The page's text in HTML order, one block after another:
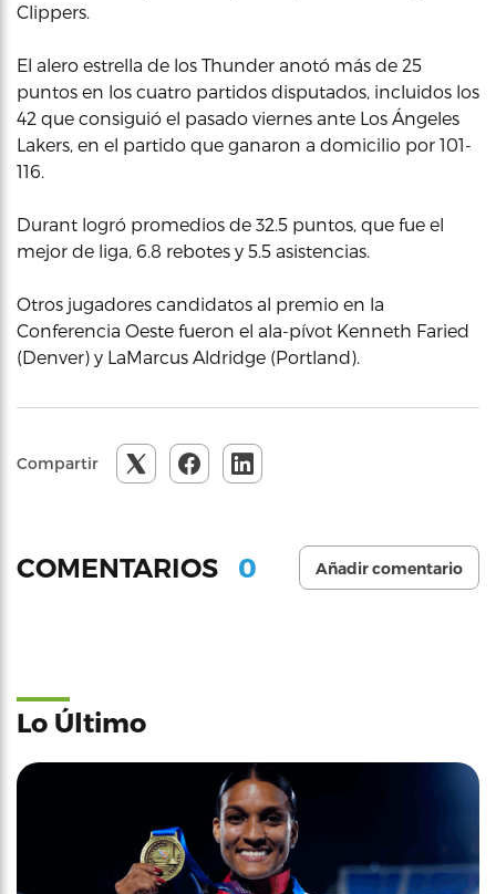
Clippers.
El alero estrella de los Thunder anotó más de 25
puntos en los cuatro partidos disputados, incluidos los
42 que consiguió el pasado viernes ante Los Ángeles
Lakers, en el partido que ganaron a domicilio por 101-
116.
Durant logró promedios de 32.5 puntos, que fue el
mejor de liga, 6.8 rebotes y 5.5 asistencias.
Otros jugadores candidatos al premio en la
Conferencia Oeste fueron el ala-pívot Kenneth Faried
(Denver) y LaMarcus Aldridge (Portland).
Compartir
COMENTARIOS 0 Añadir comentario
Lo Último